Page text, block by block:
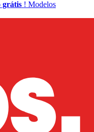
grátis ! Modelos